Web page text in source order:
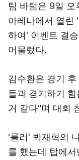
팀 바텀은 9일 오
아레나에서 열린
하여' 이벤트 결
머물렀다.
김수환은 경기
들과 경기하기
거 같다"며 대회
'룰러' 박재혁의
를 했는데 탑에